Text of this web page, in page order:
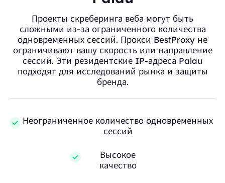
Проекты скреберинга веба могут быть
сложными из-за ограниченного количества
одновременных сессий. Прокси BestProxy не
ограничивают вашу скорость или направление
сессий. Эти резидентские IP-адреса Palau
подходят для исследований рынка и защиты
бренда.
Неограниченное количество одновременных
сессий
Высокое
качество